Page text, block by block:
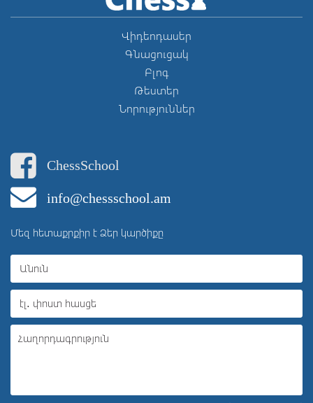
Վիդեոդասեր
Գնացուցակ
Բլոգ
Թեստեր
Նորություններ
ChessSchool
info@chessschool.am
Մեզ հետաքրքիր է Ձեր կարծիքը